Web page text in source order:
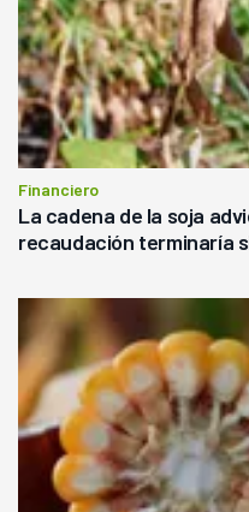
Financiero
La cadena de la soja
recaudación terminaría